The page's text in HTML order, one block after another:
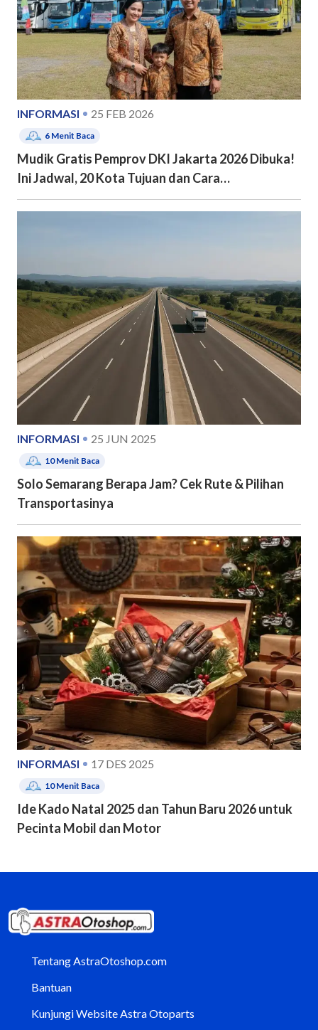
INFORMASI 25 FEB 2026
6 Menit Baca
Mudik Gratis Pemprov DKI Jakarta 2026 Dibuka!
Ini Jadwal, 20 Kota Tujuan dan Cara
Pendaftarannya
INFORMASI 25 JUN 2025
10Menit Baca
Solo Semarang Berapa Jam? Cek Rute & Pilihan
Transportasinya
INFORMASI 17 DES 2025
10Menit Baca
Ide Kado Natal 2025 dan Tahun Baru 2026 untuk
Pecinta Mobil dan Motor
Tentang AstraOtoshop.com
Bantuan
Kunjungi Website Astra Otoparts